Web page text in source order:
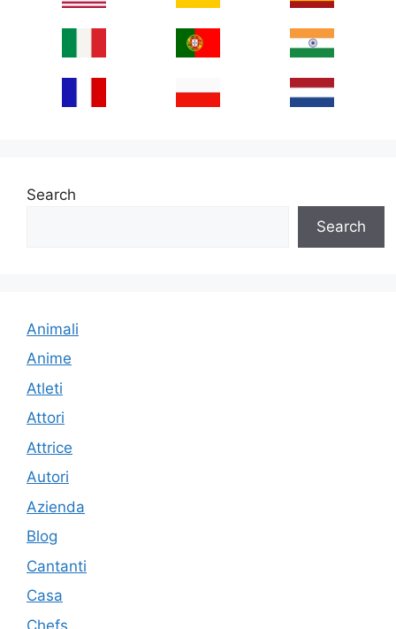
Search
Search
Animali
Anime
Atleti
Attori
Attrice
Autori
Azienda
Blog
Cantanti
Casa
Chefs